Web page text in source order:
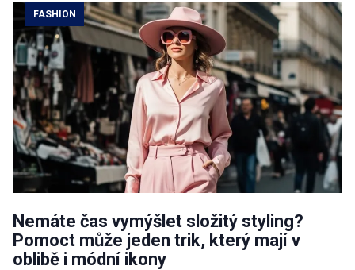
FASHION
Nemáte čas vymýšlet složitý styling?
Pomoct může jeden trik, který mají v
oblibě i módní ikony